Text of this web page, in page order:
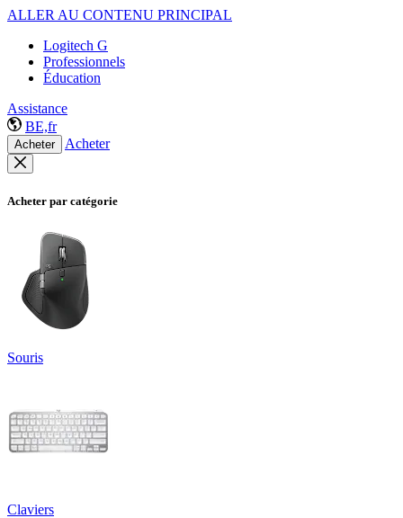
ALLER AU CONTENU PRINCIPAL
Logitech G
Professionnels
Éducation
Assistance
BE,fr
Acheter Acheter
Acheter par catégorie
Souris
Claviers